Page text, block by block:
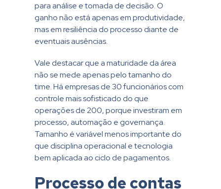
para análise e tomada de decisão. O
ganho não está apenas em produtividade,
mas em resiliência do processo diante de
eventuais ausências.
Vale destacar que a maturidade da área
não se mede apenas pelo tamanho do
time. Há empresas de 30 funcionários com
controle mais sofisticado do que
operações de 200, porque investiram em
processo, automação e governança.
Tamanho é variável menos importante do
que disciplina operacional e tecnologia
bem aplicada ao ciclo de pagamentos.
Processo de contas